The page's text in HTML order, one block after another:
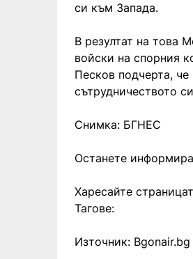
си към Запада.
В резултат на това
войски на спорния
Песков подчерта,
сътрудничеството
Снимка: БГНЕС
Останете
Харесайте
Тагове:
Източник: Bgonair.bg